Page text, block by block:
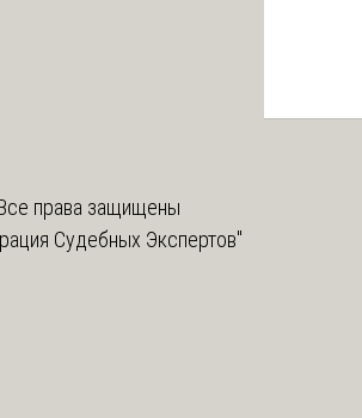
права защищены
Судебных Экспертов"